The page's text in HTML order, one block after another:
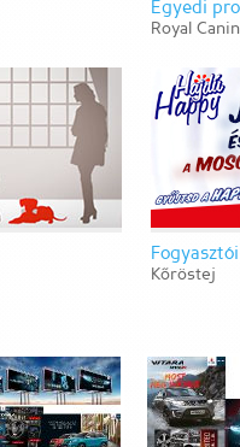
Egyedi
Royal Canin
Kőröstej